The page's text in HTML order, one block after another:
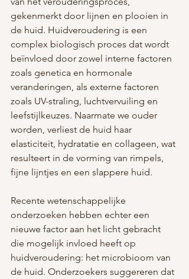
gekenmerkt door lijnen en plooien in
de huid. Huidveroudering is een
complex biologisch proces dat wordt
beïnvloed door zowel interne factoren
zoals genetica en hormonale
veranderingen, als externe factoren
zoals UV-straling, luchtvervuiling en
leefstijlkeuzes. Naarmate we ouder
worden, verliest de huid haar
elasticiteit, hydratatie en collageen, wat
resulteert in de vorming van rimpels,
fijne lijntjes en een slappere huid.
Recente wetenschappelijke
onderzoeken hebben echter een
nieuwe factor aan het licht gebracht
die mogelijk invloed heeft op
huidveroudering: het microbioom van
de huid. Onderzoekers suggereren dat